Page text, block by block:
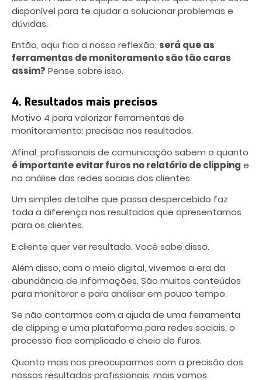
disponível para te ajudar a solucionar problemas e
dúvidas.
Então, aqui fica a nossa reflexão: será que as
ferramentas de monitoramento são tão caras
assim? Pense sobre isso.
4. Resultados mais precisos
Motivo 4 para valorizar ferramentas de
monitoramento: precisão nos resultados.
Afinal, profissionais de comunicação sabem o quanto
é importante evitar furos no relatório de clipping e
na análise das redes sociais dos clientes.
Um simples detalhe que passa despercebido faz
toda a diferença nos resultados que apresentamos
para os clientes.
E cliente quer ver resultado. Você sabe disso.
Além disso, com o meio digital, vivemos a era da
abundância de informações. São muitos conteúdos
para monitorar e para analisar em pouco tempo.
Se não contarmos com a ajuda de uma ferramenta
de clipping e uma plataforma para redes sociais, o
processo fica complicado e cheio de furos.
Quanto mais nos preocuparmos com a precisão dos
nossos resultados profissionais, mais vamos